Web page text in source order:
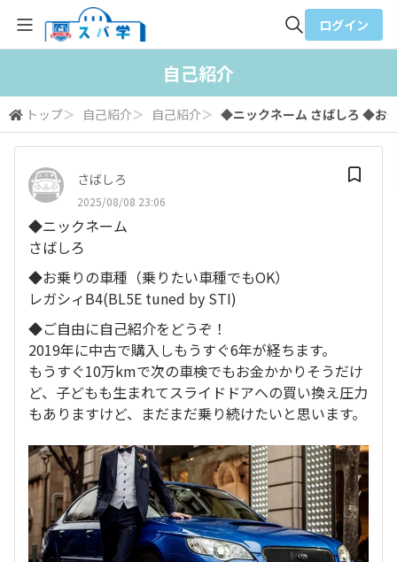
検索
ログイン
自己紹介
トップ＞ 自己紹介＞ 自己紹介＞ ◆ニックネーム さばしろ ◆お
さばしろ
2025/08/08 23:06
◆ニックネーム
さばしろ
◆お乗りの車種（乗りたい車種でもOK）
レガシィB4(BL5E tuned by STI)
◆ご自由に自己紹介をどうぞ！
2019年に中古で購入しもうすぐ6年が経ちます。
もうすぐ10万kmで次の車検でもお金かかりそうだけ
ど、子どもも生まれてスライドドアへの買い換え圧力
もありますけど、まだまだ乗り続けたいと思います。